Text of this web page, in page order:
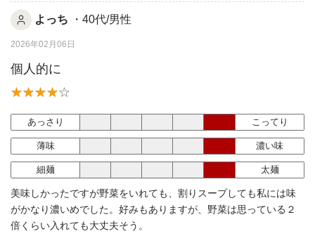
よっち ・40代/男性
2026年02月06日
個人的に
あっさり こってり
薄味 濃い味
細麺 太麺
美味しかったですが野菜をいれても、割りスープしても私には味
がかなり濃いめでした。好みもありますが、野菜は思っている２
倍くらい入れても大丈夫そう。